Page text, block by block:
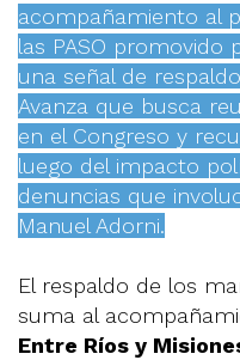
acompañamiento al
las PASO promovido
una señal de
Avanza que busca
en el Congreso y
luego del impacto
denuncias que
Manuel Adorni.
El respaldo de los
suma al
Entre Ríos y